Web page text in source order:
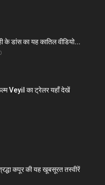
के डांस का यह कातिल वीडियो...
Veyil का ट्रेलर यहाँ देखें
कपूर की यह खूबसूरत तस्वीरें